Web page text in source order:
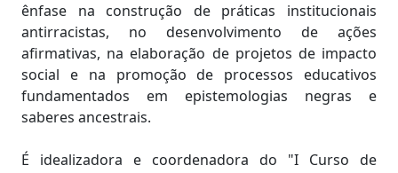
ênfase na construção de práticas institucionais
antirracistas, no desenvolvimento de ações
afirmativas, na elaboração de projetos de impacto
social e na promoção de processos educativos
fundamentados em epistemologias negras e
saberes ancestrais.
É idealizadora e coordenadora do "I Curso de